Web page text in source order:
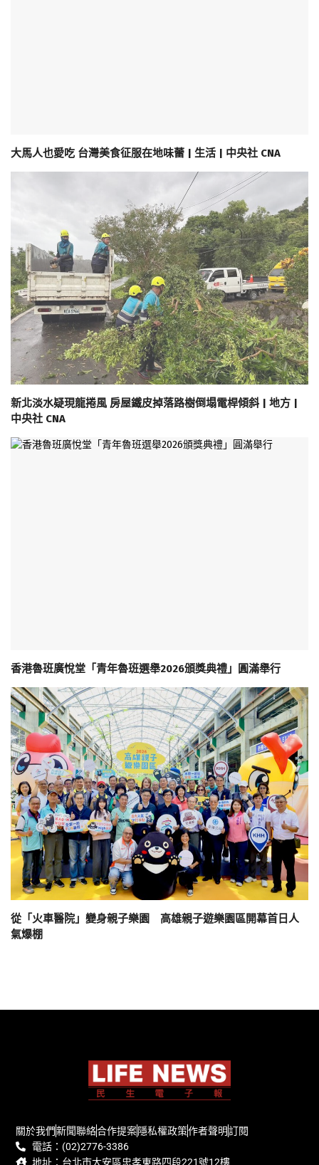
大馬人也愛吃 台灣美食征服在地味蕾 | 生活 | 中央社 CNA
新北淡水疑現龍捲風 房屋鐵皮掉落路樹倒塌電桿傾斜 | 地方 |
中央社 CNA
香港魯班廣悅堂「青年魯班選舉2026頒獎典禮」圓滿舉行
從「火車醫院」變身親子樂園 高雄親子遊樂園區開幕首日人
氣爆棚
關於我們新聞聯絡合作提案隱私權政策作者聲明訂閱
電話：(02)2776-3386
地址：台北市大安區忠孝東路四段221號12樓